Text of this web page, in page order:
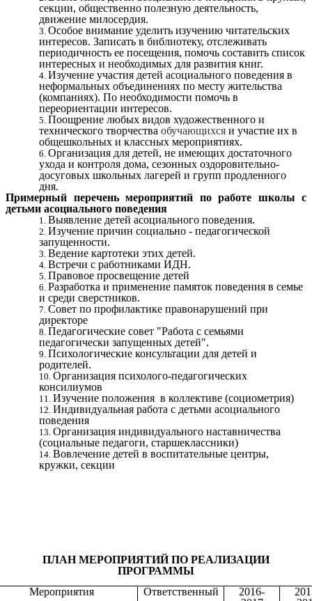
секции, общественно полезную деятельность,
движение милосердия.
Особое внимание уделить изучению читательских
интересов. Записать в библиотеку, отслеживать
периодичность ее посещения, помочь составить список
интересных и необходимых для развития книг.
Изучение участия детей асоциального поведения в
неформальных объединениях по месту жительства
(компаниях). По необходимости помочь в
переориентации интересов.
Поощрение любых видов художественного и
технического творчества обучающихся и участие их в
общешкольных и классных мероприятиях.
Организация для детей, не имеющих достаточного
ухода и контроля дома, сезонных оздоровительно-
досуговых школьных лагерей и групп продленного
дня.
Примерный перечень мероприятий по работе школы с
детьми асоциального поведения
Выявление детей асоциального поведения.
Изучение причин социально - педагогической
запущенности.
Ведение картотеки этих детей.
Встречи с работниками ИДН.
Правовое просвещение детей
Разработка и применение памяток поведения в семье
и среди сверстников.
Совет по профилактике правонарушений при
директоре
Педагогические совет "Работа с семьями
педагогически запущенных детей".
Психологические консультации для детей и
родителей.
Организация психолого-педагогических
консилиумов
Изучение положения в коллективе (социометрия)
Индивидуальная работа с детьми асоциального
поведения
Организация индивидуального наставничества
(социальные педагоги, старшеклассники)
Вовлечение детей в воспитательные центры,
кружки, секции
ПЛАН МЕРОПРИЯТИЙ ПО РЕАЛИЗАЦИИ
ПРОГРАММЫ
Мероприятия
Ответственный
2016-